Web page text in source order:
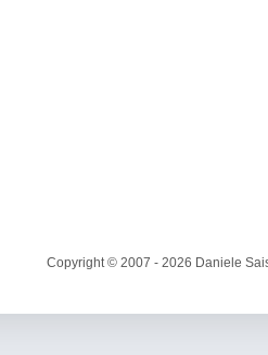
Copyright © 2007 - 2026 Daniele